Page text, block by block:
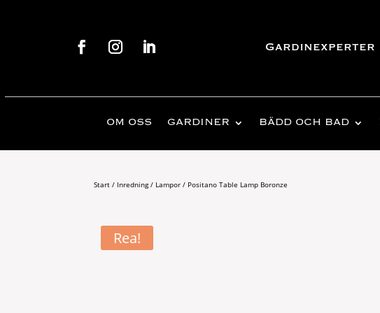
Gardinexperter
OM OSS GARDINER BÄDD OCH BAD
Start / Inredning/ Lampor / Positano Table Lamp Boronze
Rea!